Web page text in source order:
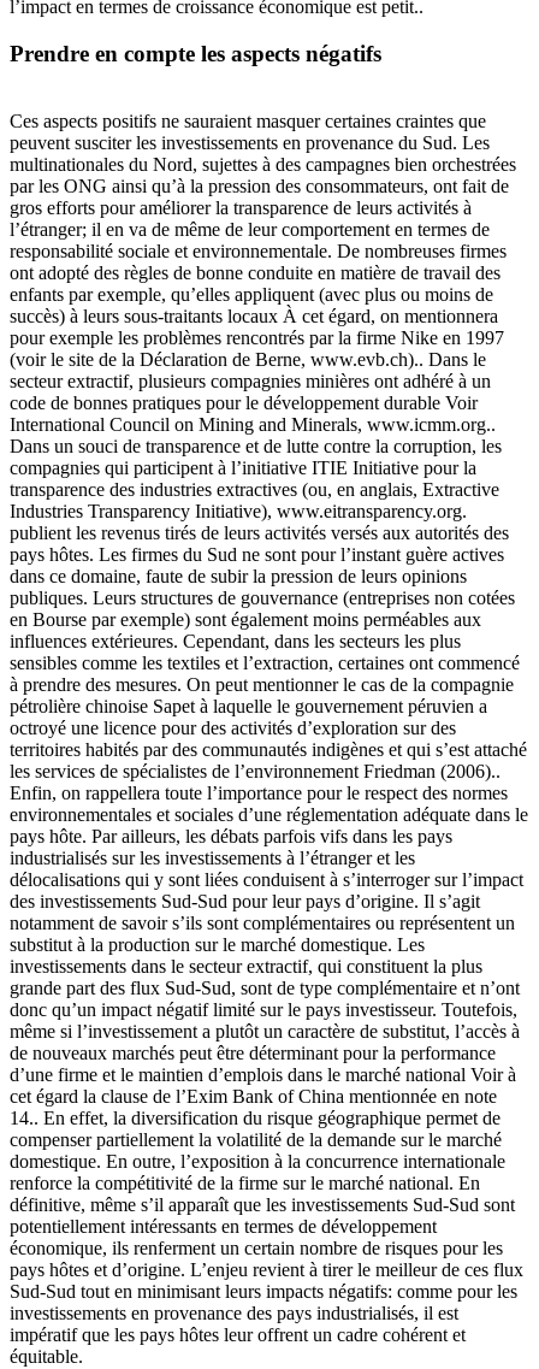
l’impact en termes de croissance économique est petit..
Prendre en compte les aspects négatifs
Ces aspects positifs ne sauraient masquer certaines craintes que
peuvent susciter les investissements en provenance du Sud. Les
multinationales du Nord, sujettes à des campagnes bien orchestrées
par les ONG ainsi qu’à la pression des consommateurs, ont fait de
gros efforts pour améliorer la transparence de leurs activités à
l’étranger; il en va de même de leur comportement en termes de
responsabilité sociale et environnementale. De nombreuses firmes
ont adopté des règles de bonne conduite en matière de travail des
enfants par exemple, qu’elles appliquent (avec plus ou moins de
succès) à leurs sous-traitants locaux À cet égard, on mentionnera
pour exemple les problèmes rencontrés par la firme Nike en 1997
(voir le site de la Déclaration de Berne, www.evb.ch).. Dans le
secteur extractif, plusieurs compagnies minières ont adhéré à un
code de bonnes pratiques pour le développement durable Voir
International Council on Mining and Minerals, www.icmm.org..
Dans un souci de transparence et de lutte contre la corruption, les
compagnies qui participent à l’initiative ITIE Initiative pour la
transparence des industries extractives (ou, en anglais, Extractive
Industries Transparency Initiative), www.eitransparency.org.
publient les revenus tirés de leurs activités versés aux autorités des
pays hôtes. Les firmes du Sud ne sont pour l’instant guère actives
dans ce domaine, faute de subir la pression de leurs opinions
publiques. Leurs structures de gouvernance (entreprises non cotées
en Bourse par exemple) sont également moins perméables aux
influences extérieures. Cependant, dans les secteurs les plus
sensibles comme les textiles et l’extraction, certaines ont commencé
à prendre des mesures. On peut mentionner le cas de la compagnie
pétrolière chinoise Sapet à laquelle le gouvernement péruvien a
octroyé une licence pour des activités d’exploration sur des
territoires habités par des communautés indigènes et qui s’est attaché
les services de spécialistes de l’environnement Friedman (2006)..
Enfin, on rappellera toute l’importance pour le respect des normes
environnementales et sociales d’une réglementation adéquate dans le
pays hôte. Par ailleurs, les débats parfois vifs dans les pays
industrialisés sur les investissements à l’étranger et les
délocalisations qui y sont liées conduisent à s’interroger sur l’impact
des investissements Sud-Sud pour leur pays d’origine. Il s’agit
notamment de savoir s’ils sont complémentaires ou représentent un
substitut à la production sur le marché domestique. Les
investissements dans le secteur extractif, qui constituent la plus
grande part des flux Sud-Sud, sont de type complémentaire et n’ont
donc qu’un impact négatif limité sur le pays investisseur. Toutefois,
même si l’investissement a plutôt un caractère de substitut, l’accès à
de nouveaux marchés peut être déterminant pour la performance
d’une firme et le maintien d’emplois dans le marché national Voir à
cet égard la clause de l’Exim Bank of China mentionnée en note
14.. En effet, la diversification du risque géographique permet de
compenser partiellement la volatilité de la demande sur le marché
domestique. En outre, l’exposition à la concurrence internationale
renforce la compétitivité de la firme sur le marché national. En
définitive, même s’il apparaît que les investissements Sud-Sud sont
potentiellement intéressants en termes de développement
économique, ils renferment un certain nombre de risques pour les
pays hôtes et d’origine. L’enjeu revient à tirer le meilleur de ces flux
Sud-Sud tout en minimisant leurs impacts négatifs: comme pour les
investissements en provenance des pays industrialisés, il est
impératif que les pays hôtes leur offrent un cadre cohérent et
équitable.